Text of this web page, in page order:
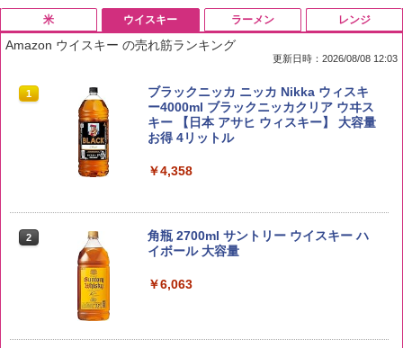
米
1 by Amazon 国産ブレンド米 精米 5kg
￥2,650
らめき 5kg 令和7年産
ウイスキー
Amazon ウイスキー の売れ筋ランキング
更新日時：2026/08/08 12:03
1
ブラックニッカ ニッカ Nikka ウィスキ
ー4000ml ブラックニッカクリア ウヰス
キー 【日本 アサヒ ウィスキー】 大容量
お得 4リットル
￥4,358
2
角瓶 2700ml サントリー ウイスキー ハ
イボール 大容量
￥6,063
ラーメン レンジ